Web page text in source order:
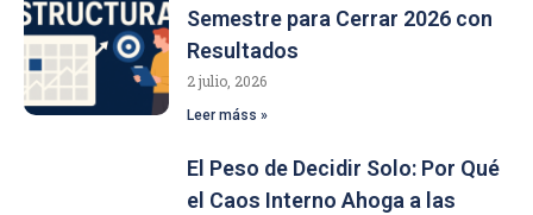
Semestre para Cerrar 2026 con
Resultados
2 julio, 2026
Leer máss »
El Peso de Decidir Solo: Por Qué
el Caos Interno Ahoga a las